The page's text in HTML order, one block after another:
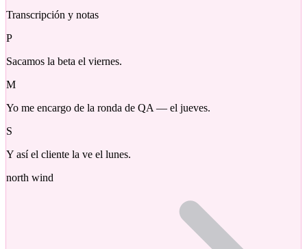
Transcripción y notas
P
Sacamos la beta el viernes.
M
Yo me encargo de la ronda de QA — el jueves.
S
Y así el cliente la ve el lunes.
north wind